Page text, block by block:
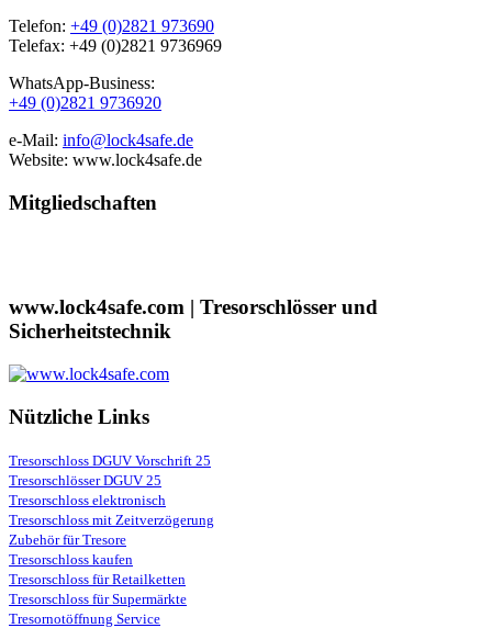
Telefon: +49 (0)2821 973690
Telefax: +49 (0)2821 9736969
WhatsApp-Business:
+49 (0)2821 9736920
e-Mail: info@lock4safe.de
Website: www.lock4safe.de
Mitgliedschaften
www.lock4safe.com | Tresorschlösser und
Sicherheitstechnik
Nützliche Links
Tresorschloss DGUV Vorschrift 25
Tresorschlösser DGUV 25
Tresorschloss elektronisch
Tresorschloss mit Zeitverzögerung
Zubehör für Tresore
Tresorschloss kaufen
Tresorschloss für Retailketten
Tresorschloss für Supermärkte
Tresornotöffnung Service